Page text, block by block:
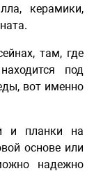
керамики,
там, где
под
вот именно
и планки на
основе или
надежно